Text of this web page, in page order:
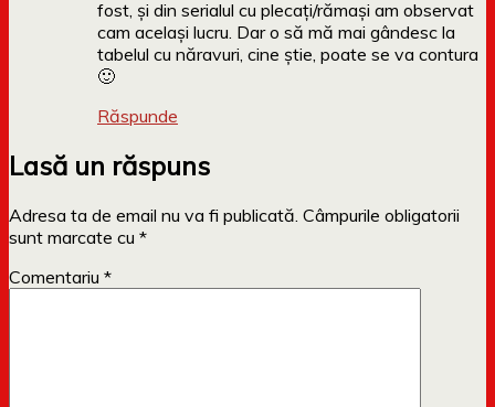
fost, și din serialul cu plecați/rămași am observat
cam același lucru. Dar o să mă mai gândesc la
tabelul cu năravuri, cine știe, poate se va contura
🙂
Răspunde
Lasă un răspuns
Adresa ta de email nu va fi publicată. Câmpurile obligatorii
sunt marcate cu *
Comentariu *